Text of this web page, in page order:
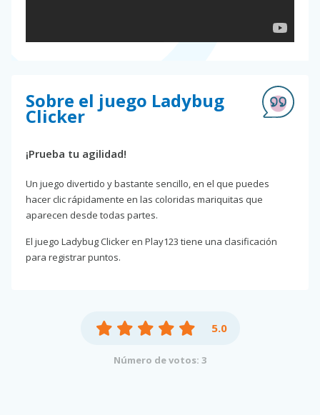
Sobre el juego Ladybug
Clicker
¡Prueba tu agilidad!
Un juego divertido y bastante sencillo, en el que puedes
hacer clic rápidamente en las coloridas mariquitas que
aparecen desde todas partes.
El juego Ladybug Clicker en Play123 tiene una clasificación
para registrar puntos.
5.0
Número de votos: 3